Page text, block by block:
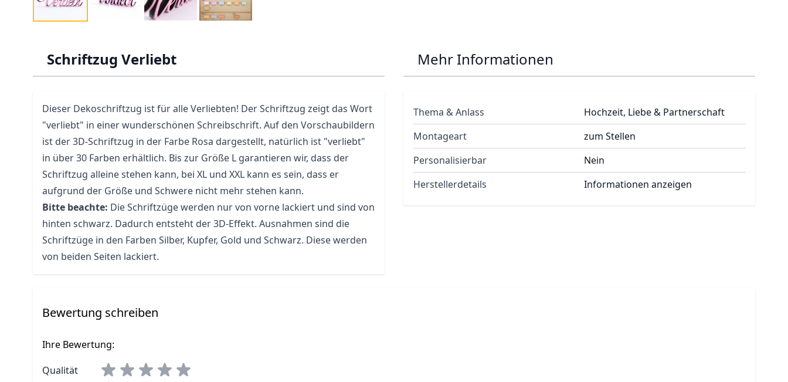
Schriftzug Verliebt
Dieser Dekoschriftzug ist für alle Verliebten! Der Schriftzug zeigt das Wort
"verliebt" in einer wunderschönen Schreibschrift. Auf den Vorschaubildern
ist der 3D-Schriftzug in der Farbe Rosa dargestellt, natürlich ist "verliebt"
in über 30 Farben erhältlich. Bis zur Größe L garantieren wir, dass der
Schriftzug alleine stehen kann, bei XL und XXL kann es sein, dass er
aufgrund der Größe und Schwere nicht mehr stehen kann.
Bitte beachte: Die Schriftzüge werden nur von vorne lackiert und sind von
hinten schwarz. Dadurch entsteht der 3D-Effekt. Ausnahmen sind die
Schriftzüge in den Farben Silber, Kupfer, Gold und Schwarz. Diese werden
von beiden Seiten lackiert.
Mehr Informationen
Thema & Anlass
Hochzeit, Liebe & Partnerschaft
Montageart
zum Stellen
Personalisierbar
Nein
Herstellerdetails
Informationen anzeigen
Bewertung schreiben
Ihre Bewertung:
Qualität